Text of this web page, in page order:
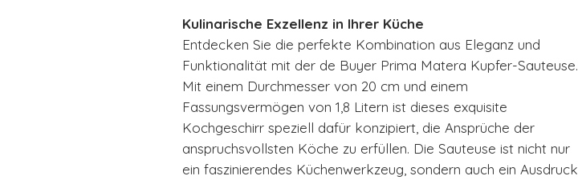
Kulinarische Exzellenz in Ihrer Küche
Entdecken Sie die perfekte Kombination aus Eleganz und
Funktionalität mit der de Buyer Prima Matera Kupfer-Sauteuse.
Mit einem Durchmesser von 20 cm und einem
Fassungsvermögen von 1,8 Litern ist dieses exquisite
Kochgeschirr speziell dafür konzipiert, die Ansprüche der
anspruchsvollsten Köche zu erfüllen. Die Sauteuse ist nicht nur
ein faszinierendes Küchenwerkzeug, sondern auch ein Ausdruck